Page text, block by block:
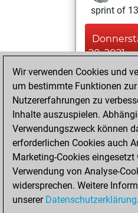
sprint of
20, 2021
You
your Fritz
Montag,
November
2005
You
bullet
You
Wir verwenden Cookies und
um bestimmte Funktionen
Nutzererfahrungen zu
Inhalte auszuspielen.
Verwendungszweck können
erforderlichen Cookies auch
Marketing-Cookies eingesetzt
Verwendung von Analyse-
widersprechen. Weitere
unserer Datenschutzerklärung.